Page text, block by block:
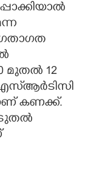
മുതൽ 12
കണക്ക്.